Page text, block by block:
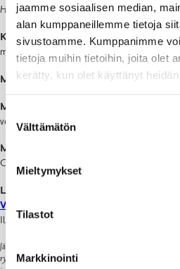
jaamme sosiaalisen median,
alan kumppaneillemme tietoja
sivustoamme. Kumppanimme
tietoja muihin tietoihin, joita olet
kerätty, kun olet käyttänyt heidän
Suostumuksen
valinta
Välttämätön
Mieltymykset
Tilastot
Markkinointi
Huom. Tapahtuma on ruotsinkielinen.
Kenelle?Metsänomistajille ja
maksuton.
Milloin?Torstaina 16.6.2022 klo 12-17
Mitä?
vesistövaikutuksia.
Missä?
Lähtö YH Novian parkkipaikalta
Oma auto on välttämätön.
Lue lisää ja ilmoittaudu täältä:
Vattenvård evenemang, Raseborg (lyyti.fi)
Ilmoittautuminen viimeistään 13.6. klo 16.
Järjestäjät: Suomen metsäkeskus, Itä-Uudenmaan ja
ry, Vantaanjoen ja Helsingin seudun